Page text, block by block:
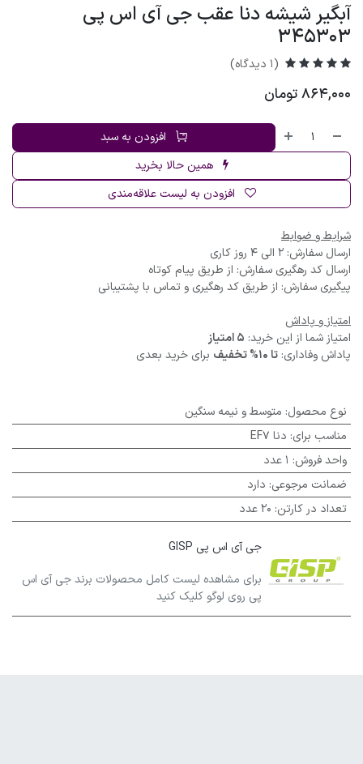
آبگیر شیشه دنا عقب جی آی اس پی
345303
(1 دیدگاه)
864,000تومان
افزودن به سبد
همین حالا بخرید
افزودن به لیست علاقه‌مندی
شرایط و ضوابط
ارسال سفارش: 2 الی 4 روز کاری
ارسال کد رهگیری سفارش: از طریق پیام کوتاه
پیگیری سفارش: از طریق کد رهگیری و تماس با پشتیبانی
امتیاز و پاداش
امتیاز شما از این خرید: 5 امتیاز
پاداش وفاداری: تا 10% تخفیف برای خرید بعدی
نوع محصول: متوسط و نیمه سنگین
مناسب برای: دنا EF7
واحد فروش: 1 عدد
ضمانت مرجوعی: دارد
تعداد در کارتن: 20 عدد
جی آی اس پی GISP
برای مشاهده لیست کامل محصولات برند جی آی اس
پی روی لوگو کلیک کنید